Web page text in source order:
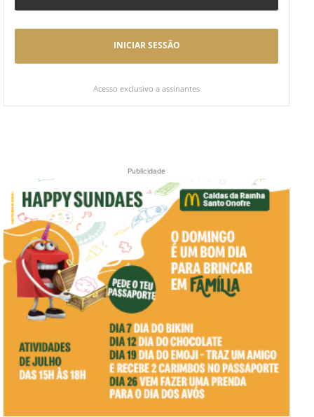
INICIAR SESSÃO
Acesso exclusivo a assinantes
Publicidade